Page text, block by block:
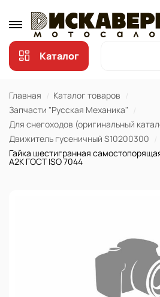
Каталог
Главная
Каталог товаров
Запчасти "Русская Механика"
Для снегоходов (оригинальный
Движитель гусеничный S10200300
Гайка шестигранная
А2К ГОСТ ISO 7044